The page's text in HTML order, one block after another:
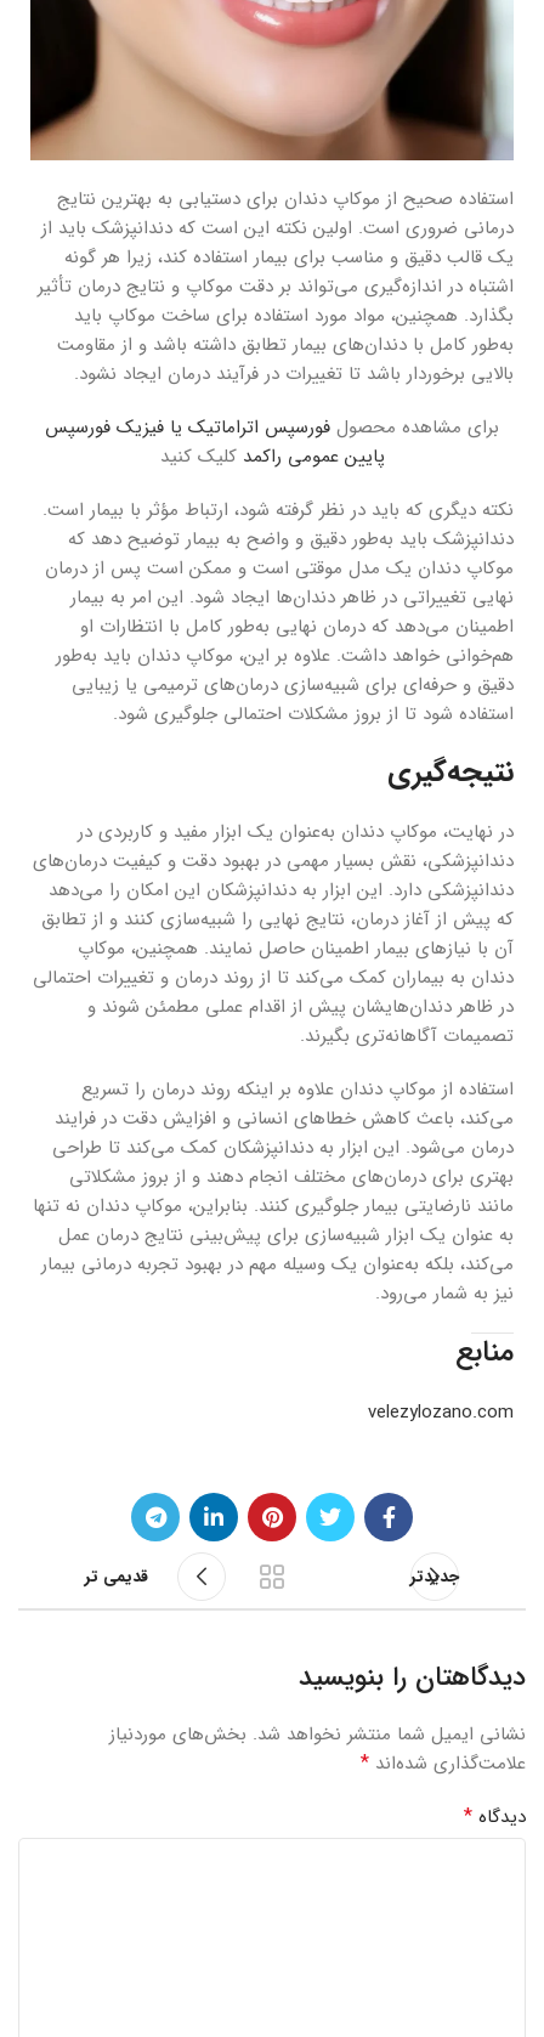
استفاده صحیح از موکاپ دندان برای دستیابی به بهترین نتایج
درمانی ضروری است. اولین نکته این است که دندانپزشک باید از
یک قالب دقیق و مناسب برای بیمار استفاده کند، زیرا هر گونه
اشتباه در اندازه‌گیری می‌تواند بر دقت موکاپ و نتایج درمان تأثیر
بگذارد. همچنین، مواد مورد استفاده برای ساخت موکاپ باید
به‌طور کامل با دندان‌های بیمار تطابق داشته باشد و از مقاومت
بالایی برخوردار باشد تا تغییرات در فرآیند درمان ایجاد نشود.
برای مشاهده محصول فورسپس اتراماتیک یا فیزیک فورسپس
پایین عمومی راکمد کلیک کنید
نکته دیگری که باید در نظر گرفته شود، ارتباط مؤثر با بیمار است.
دندانپزشک باید به‌طور دقیق و واضح به بیمار توضیح دهد که
موکاپ دندان یک مدل موقتی است و ممکن است پس از درمان
نهایی تغییراتی در ظاهر دندان‌ها ایجاد شود. این امر به بیمار
اطمینان می‌دهد که درمان نهایی به‌طور کامل با انتظارات او
هم‌خوانی خواهد داشت. علاوه بر این، موکاپ دندان باید به‌طور
دقیق و حرفه‌ای برای شبیه‌سازی درمان‌های ترمیمی یا زیبایی
استفاده شود تا از بروز مشکلات احتمالی جلوگیری شود.
نتیجه‌گیری
در نهایت، موکاپ دندان به‌عنوان یک ابزار مفید و کاربردی در
دندانپزشکی، نقش بسیار مهمی در بهبود دقت و کیفیت درمان‌های
دندانپزشکی دارد. این ابزار به دندانپزشکان این امکان را می‌دهد
که پیش از آغاز درمان، نتایج نهایی را شبیه‌سازی کنند و از تطابق
آن با نیازهای بیمار اطمینان حاصل نمایند. همچنین، موکاپ
دندان به بیماران کمک می‌کند تا از روند درمان و تغییرات احتمالی
در ظاهر دندان‌هایشان پیش از اقدام عملی مطمئن شوند و
تصمیمات آگاهانه‌تری بگیرند.
استفاده از موکاپ دندان علاوه بر اینکه روند درمان را تسریع
می‌کند، باعث کاهش خطاهای انسانی و افزایش دقت در فرایند
درمان می‌شود. این ابزار به دندانپزشکان کمک می‌کند تا طراحی
بهتری برای درمان‌های مختلف انجام دهند و از بروز مشکلاتی
مانند نارضایتی بیمار جلوگیری کنند. بنابراین، موکاپ دندان نه تنها
به عنوان یک ابزار شبیه‌سازی برای پیش‌بینی نتایج درمان عمل
می‌کند، بلکه به‌عنوان یک وسیله مهم در بهبود تجربه درمانی بیمار
نیز به شمار می‌رود.
منابع
velezylozano.com
جدیدتر قدیمی تر
دیدگاهتان را بنویسید
نشانی ایمیل شما منتشر نخواهد شد. بخش‌های موردنیاز
علامت‌گذاری شده‌اند *
دیدگاه *